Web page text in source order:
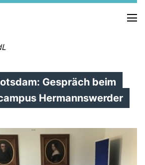
WAHLKREISBESUCHE
PRESSEFOTOS
MEIN BÜRGERBÜRO
Gespräch beim
Hermannswerder